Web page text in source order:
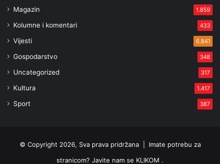
Magazin 1.859
Kolumne i komentari 433
Vijesti 6.841
Gospodarstvo 348
Uncategorized 317
Kultura 1.417
Sport 387
© Copyright 2026, Sva prava pridržana | Imate potrebu za
stranicom? Javite nam se KLIKOM .